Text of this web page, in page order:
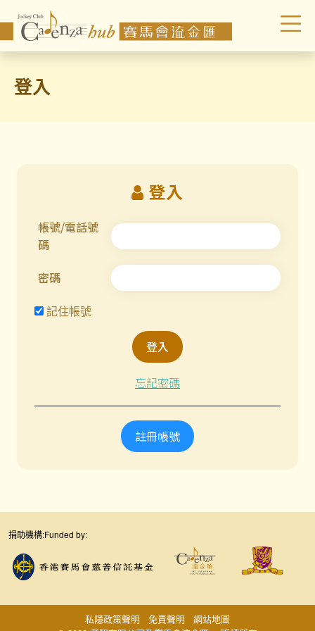
登入
登入
帳號/電話號
碼
密碼
記住帳號
忘記密碼
註冊帳號
捐助機構:Funded by:
私隱政策聲明 免責聲明 網站地圖